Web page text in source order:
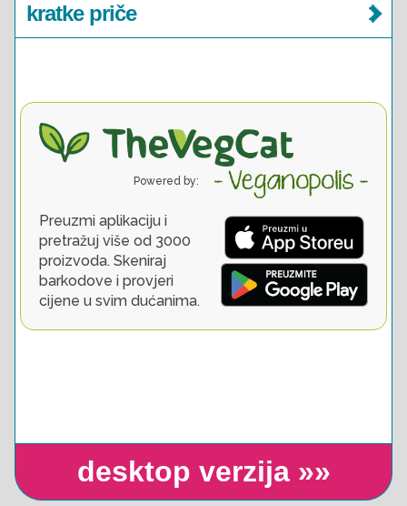
kratke priče
desktop verzija »»